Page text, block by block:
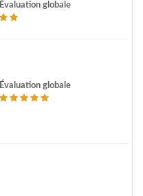
Évaluation globale
Évaluation globale